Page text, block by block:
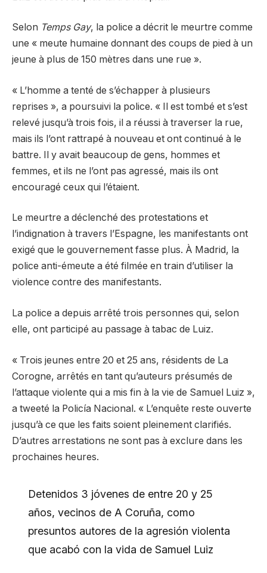
Selon Temps Gay, la police a décrit le meurtre comme
une « meute humaine donnant des coups de pied à un
jeune à plus de 150 mètres dans une rue ».
« L’homme a tenté de s’échapper à plusieurs
reprises », a poursuivi la police. « Il est tombé et s’est
relevé jusqu’à trois fois, il a réussi à traverser la rue,
mais ils l’ont rattrapé à nouveau et ont continué à le
battre. Il y avait beaucoup de gens, hommes et
femmes, et ils ne l’ont pas agressé, mais ils ont
encouragé ceux qui l’étaient.
Le meurtre a déclenché des protestations et
l’indignation à travers l’Espagne, les manifestants ont
exigé que le gouvernement fasse plus. À Madrid, la
police anti-émeute a été filmée en train d’utiliser la
violence contre des manifestants.
La police a depuis arrêté trois personnes qui, selon
elle, ont participé au passage à tabac de Luiz.
« Trois jeunes entre 20 et 25 ans, résidents de La
Corogne, arrêtés en tant qu’auteurs présumés de
l’attaque violente qui a mis fin à la vie de Samuel Luiz »,
a tweeté la Policía Nacional. « L’enquête reste ouverte
jusqu’à ce que les faits soient pleinement clarifiés.
D’autres arrestations ne sont pas à exclure dans les
prochaines heures.
Detenidos 3 jóvenes de entre 20 y 25
años, vecinos de A Coruña, como
presuntos autores de la agresión violenta
que acabó con la vida de Samuel Luiz